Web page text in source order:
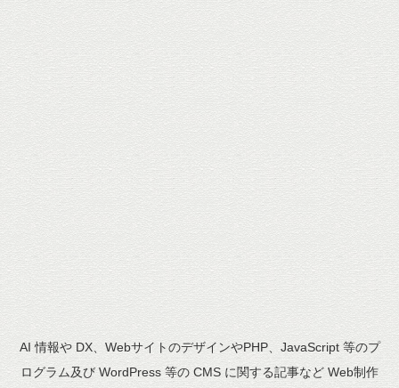
AI 情報や DX、WebサイトのデザインやPHP、JavaScript 等のプ
ログラム及び WordPress 等の CMS に関する記事など Web制作